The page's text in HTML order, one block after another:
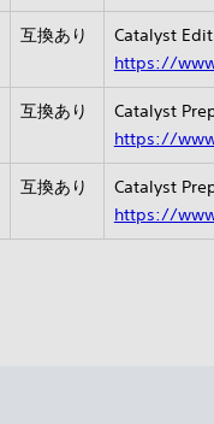
互換あり
Catalyst
https://
互換あり
Catalyst
https://
互換あり
Catalyst
https://